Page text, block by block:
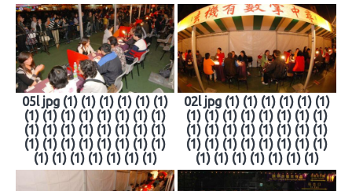
05l jpg (1) (1) (1) (1) (1) (1)
(1) (1) (1) (1) (1) (1) (1) (1)
(1) (1) (1) (1) (1) (1) (1) (1)
(1) (1) (1) (1) (1) (1) (1) (1)
(1) (1) (1) (1) (1) (1) (1)
02l jpg (1) (1) (1) (1) (1) (1)
(1) (1) (1) (1) (1) (1) (1) (1)
(1) (1) (1) (1) (1) (1) (1) (1)
(1) (1) (1) (1) (1) (1) (1) (1)
(1) (1) (1) (1) (1) (1) (1)